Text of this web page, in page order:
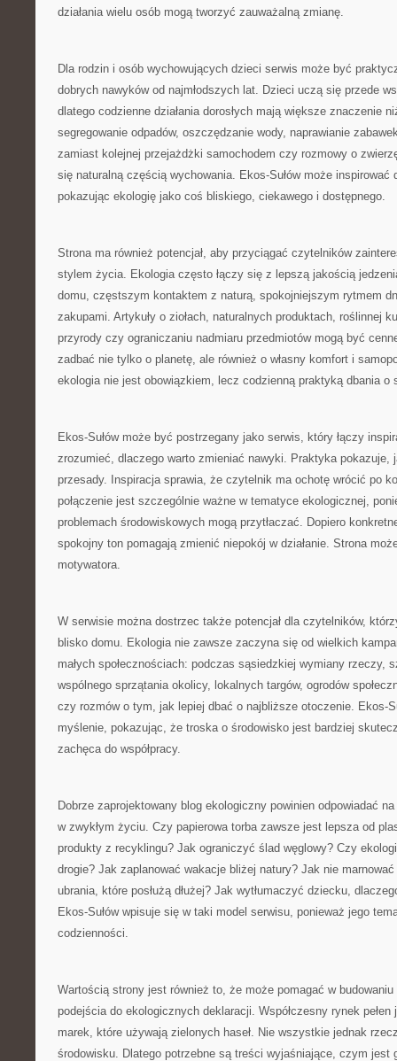
działania wielu osób mogą tworzyć zauważalną zmianę.
Dla rodzin i osób wychowujących dzieci serwis może być
dobrych nawyków od najmłodszych lat. Dzieci uczą się przede
dlatego codzienne działania dorosłych mają większe znaczenie
segregowanie odpadów, oszczędzanie wody, naprawianie
zamiast kolejnej przejażdżki samochodem czy rozmowy o
się naturalną częścią wychowania. Ekos-Sułów może inspirować
pokazując ekologię jako coś bliskiego, ciekawego i dostępnego.
Strona ma również potencjał, aby przyciągać czytelników
stylem życia. Ekologia często łączy się z lepszą jakością
domu, częstszym kontaktem z naturą, spokojniejszym rytmem
zakupami. Artykuły o ziołach, naturalnych produktach, roślinnej
przyrody czy ograniczaniu nadmiaru przedmiotów mogą być
zadbać nie tylko o planetę, ale również o własny komfort i
ekologia nie jest obowiązkiem, lecz codzienną praktyką dbania o
Ekos-Sułów może być postrzegany jako serwis, który łączy
zrozumieć, dlaczego warto zmieniać nawyki. Praktyka pokazuje,
przesady. Inspiracja sprawia, że czytelnik ma ochotę wrócić po
połączenie jest szczególnie ważne w tematyce ekologicznej,
problemach środowiskowych mogą przytłaczać. Dopiero
spokojny ton pomagają zmienić niepokój w działanie. Strona
motywatora.
W serwisie można dostrzec także potencjał dla czytelników,
blisko domu. Ekologia nie zawsze zaczyna się od wielkich
małych społecznościach: podczas sąsiedzkiej wymiany rzeczy,
wspólnego sprzątania okolicy, lokalnych targów, ogrodów
czy rozmów o tym, jak lepiej dbać o najbliższe otoczenie. Ekos-
myślenie, pokazując, że troska o środowisko jest bardziej
zachęca do współpracy.
Dobrze zaprojektowany blog ekologiczny powinien odpowiadać
w zwykłym życiu. Czy papierowa torba zawsze jest lepsza od
produkty z recyklingu? Jak ograniczyć ślad węglowy? Czy
drogie? Jak zaplanować wakacje bliżej natury? Jak nie
ubrania, które posłużą dłużej? Jak wytłumaczyć dziecku,
Ekos-Sułów wpisuje się w taki model serwisu, ponieważ jego
codzienności.
Wartością strony jest również to, że może pomagać w
podejścia do ekologicznych deklaracji. Współczesny rynek pełen
marek, które używają zielonych haseł. Nie wszystkie jednak
środowisku. Dlatego potrzebne są treści wyjaśniające, czym jest